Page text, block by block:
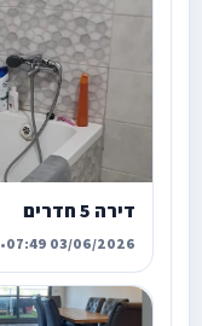
דירה 5 חדרים
03/06/2026 07:49
•